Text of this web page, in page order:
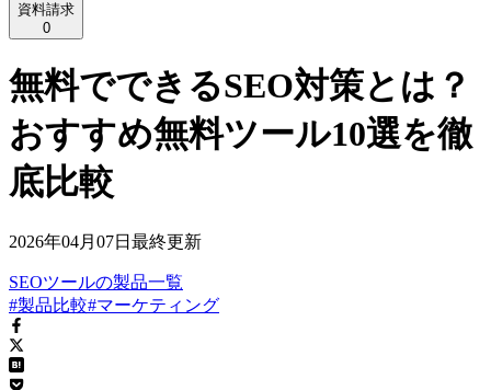
資料請求
0
無料でできるSEO対策とは？
おすすめ無料ツール10選を徹
底比較
2026年04月07日 最終更新
SEOツールの製品一覧
#製品比較#マーケティング